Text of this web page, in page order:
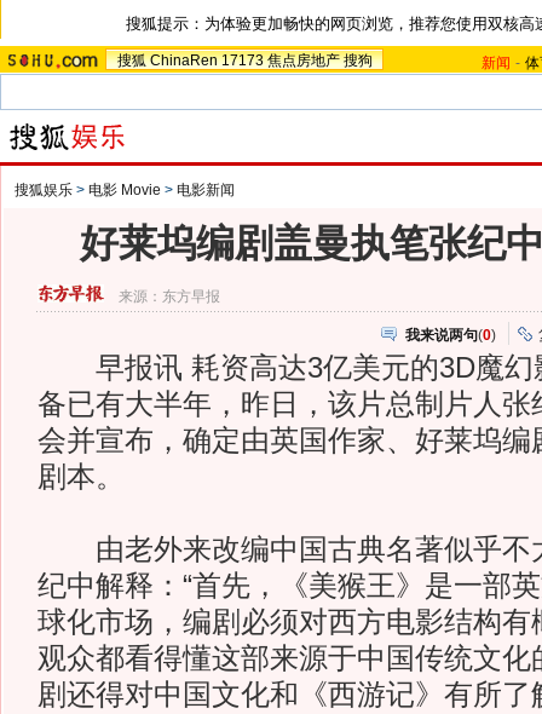
搜狐提示：为体验更加畅快的网页浏览，推荐您使用双核高
搜狐 ChinaRen 17173 焦点房地产 搜狗 新闻 -
搜狐娱乐 > 电影 Movie > 电影新闻
好莱坞编剧盖曼执笔张纪
来源： 东方早报
我来说两句(0)
早报讯 耗资高达3亿美元的3D魔幻
备已有大半年，昨日，该片总制片人张
会并宣布，确定由英国作家、好莱坞编
剧本。
由老外来改编中国古典名著似乎不
纪中解释：“首先，《美猴王》是一部
球化市场，编剧必须对西方电影结构有
观众都看得懂这部来源于中国传统文化
剧还得对中国文化和《西游记》有所